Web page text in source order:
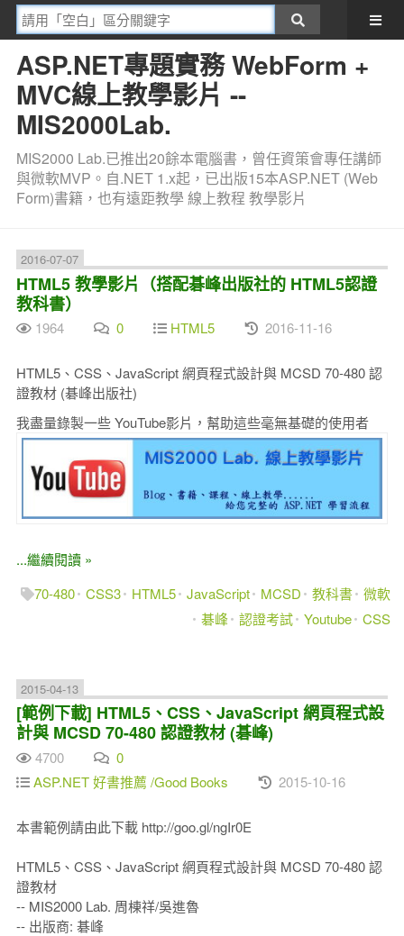
ASP.NET專題實務 WebForm +
MVC線上教學影片 --
MIS2000Lab.
MIS2000 Lab.已推出20餘本電腦書，曾任資策會專任講師
與微軟MVP。自.NET 1.x起，已出版15本ASP.NET (Web
Form)書籍，也有遠距教學 線上教程 教學影片
2016-07-07
HTML5 教學影片（搭配碁峰出版社的 HTML5認證
教科書）
1964 0 HTML5 2016-11-16
HTML5、CSS、JavaScript 網頁程式設計與 MCSD 70-480 認
證教材 (碁峰出版社)
我盡量錄製一些 YouTube影片，幫助這些毫無基礎的使用者
...繼續閱讀 »
70-480 CSS3 HTML5 JavaScript MCSD 教科書 微軟
碁峰 認證考試 Youtube CSS
2015-04-13
[範例下載] HTML5、CSS、JavaScript 網頁程式設
計與 MCSD 70-480 認證教材 (碁峰)
4700
0
ASP.NET 好書推薦 /Good Books
2015-10-16
本書範例請由此下載 http://goo.gl/ngIr0E
HTML5、CSS、JavaScript 網頁程式設計與 MCSD 70-480 認
證教材
-- MIS2000 Lab. 周棟祥/吳進魯
-- 出版商: 碁峰